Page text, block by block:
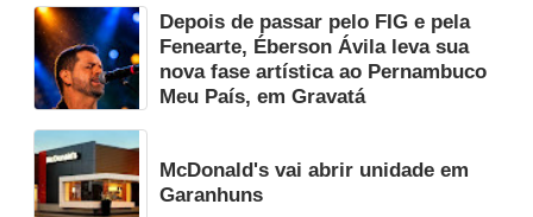
Depois de passar pelo FIG e pela
Fenearte, Éberson Ávila leva sua
nova fase artística ao Pernambuco
Meu País, em Gravatá
McDonald's vai abrir unidade em
Garanhuns